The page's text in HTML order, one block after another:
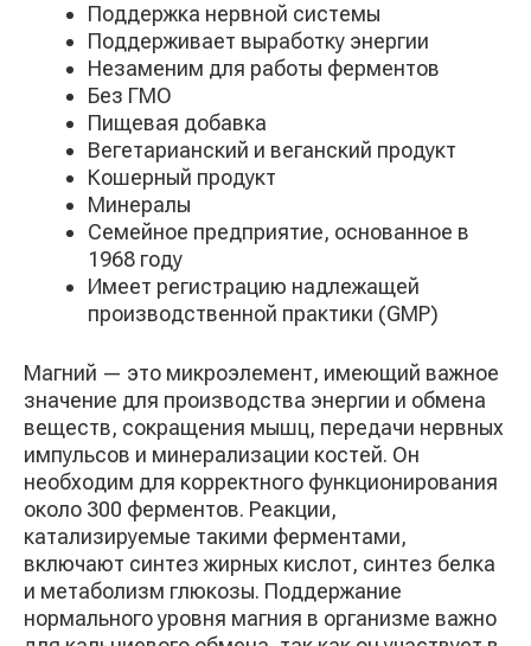
Поддержка нервной системы
Поддерживает выработку энергии
Незаменим для работы ферментов
Без ГМО
Пищевая добавка
Вегетарианский и веганский продукт
Кошерный продукт
Минералы
Семейное предприятие, основанное в
1968 году
Имеет регистрацию надлежащей
производственной практики (GMP)
Магний — это микроэлемент, имеющий важное
значение для производства энергии и обмена
веществ, сокращения мышц, передачи нервных
импульсов и минерализации костей. Он
необходим для корректного функционирования
около 300 ферментов. Реакции,
катализируемые такими ферментами,
включают синтез жирных кислот, синтез белка
и метаболизм глюкозы. Поддержание
нормального уровня магния в организме важно